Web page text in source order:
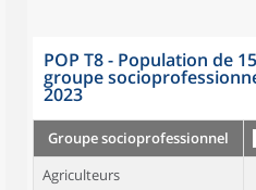
POP T8 - Population de
groupe
2023
Groupe socioprofessionnel
Agriculteurs